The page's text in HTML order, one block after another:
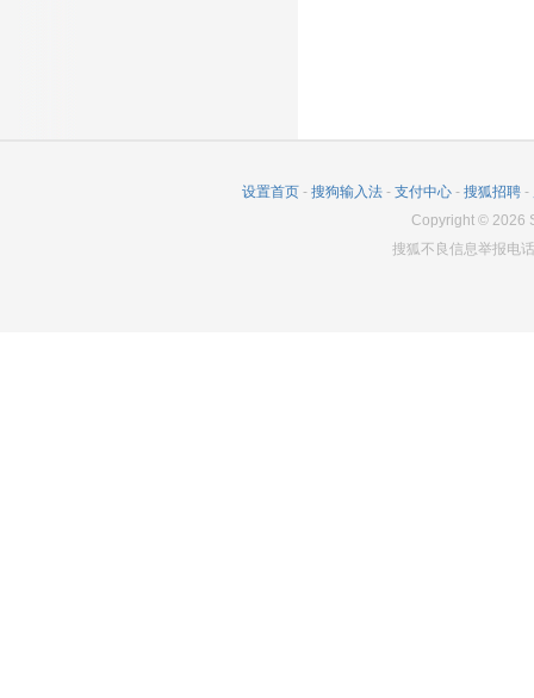
设置首页 - 搜狗输入法 - 支付中心 - 搜狐招聘 -
Copyright © 2026
搜狐不良信息举报电